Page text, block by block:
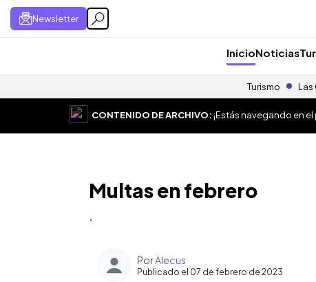
Newsletter
InicioNoticias
Turismo Las
CONTENIDO DE ARCHIVO:¡Estás navegando en
Multas en febrero
.
PorAlecus
Publicado el 07 de febrero de 2023